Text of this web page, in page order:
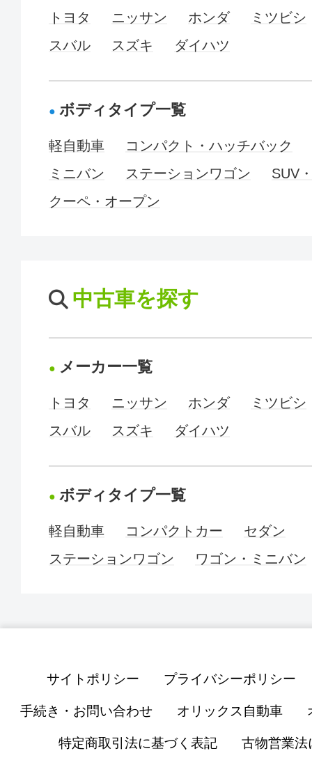
トヨタ ニッサン ホンダ
ミツビシ
スバル
スズキ ダイハツ
ボディタイプ一覧
軽自動車
コンパクト・ハッチバック
ミニバン
ステーションワゴン
SUV
クーペ・オープン
中古車を探す
メーカー一覧
トヨタ ニッサン ホンダ
ミツビシ
スバル
スズキ ダイハツ
ボディタイプ一覧
軽自動車 コンパクトカー
セダン
ステーションワゴン
ワゴン・ミニバン
サイトポリシー プライバシーポリシー
手続き・お問い合わせ オリックス自動車
特定商取引法に基づく表記 古物営業法